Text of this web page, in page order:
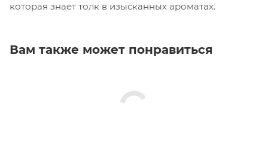
которая знает толк в изысканных ароматах.
Вам также может понравиться